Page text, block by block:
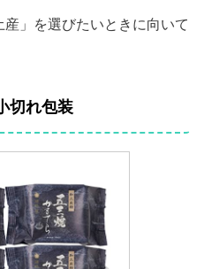
産」を選びたいときに向いて
切れ包装